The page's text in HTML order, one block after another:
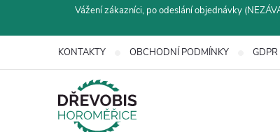
Vážení zákazníci, po odeslání objednávky
KONTAKTY OBCHODNÍ PODMÍNKY GDPR